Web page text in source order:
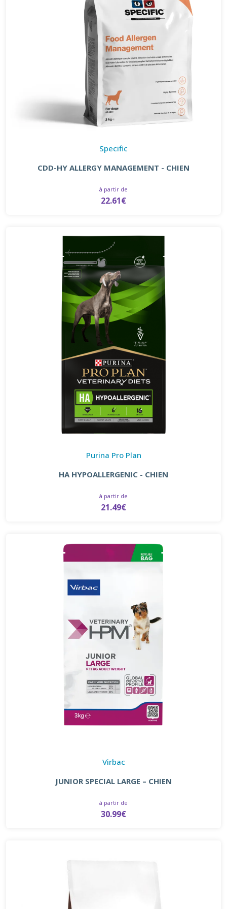
Specific
CDD-HY ALLERGY MANAGEMENT - CHIEN
à partir de
22.61€
Purina Pro Plan
HA HYPOALLERGENIC - CHIEN
à partir de
21.49€
Virbac
JUNIOR SPECIAL LARGE – CHIEN
à partir de
30.99€